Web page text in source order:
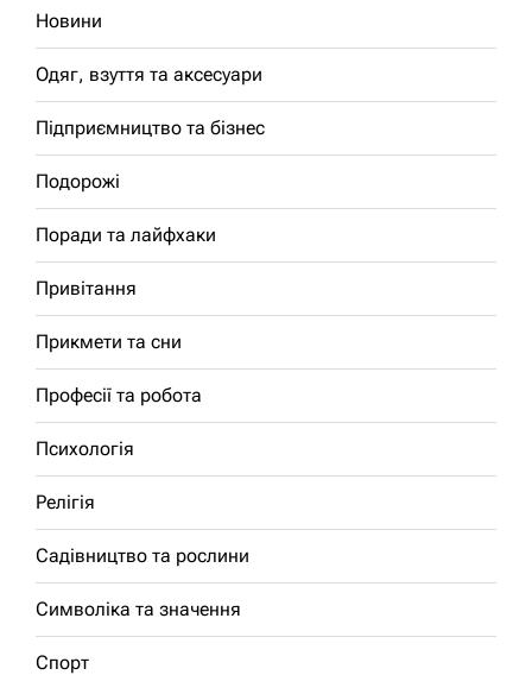
Новини
Одяг, взуття та аксесуари
Підприємництво та бізнес
Подорожі
Поради та лайфхаки
Привітання
Прикмети та сни
Професії та робота
Психологія
Релігія
Садівництво та рослини
Символіка та значення
Спорт